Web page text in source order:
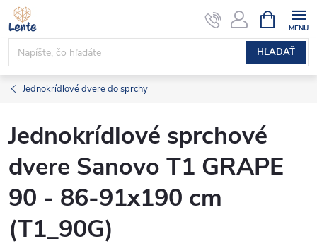
Prejsť
na
obsah
HĽADAŤ
KOŠÍK
Jednokrídlové dvere do sprchy
Jednokrídlové sprchové
dvere Sanovo T1 GRAPE
90 - 86-91x190 cm
(T1_90G)